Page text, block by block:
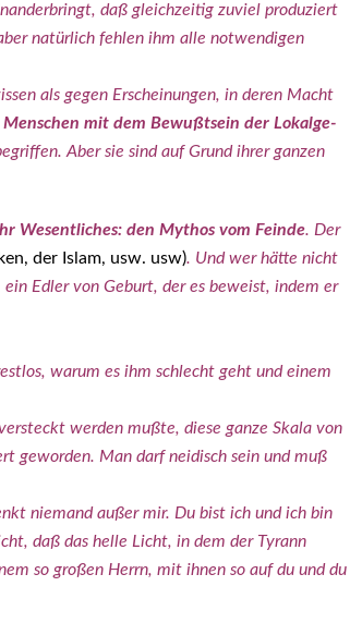
daß gleich­zei­tig zuviel pro­du­ziert
natür­lich feh­len ihm alle not­wen­di­gen
als gegen Erschei­nun­gen, in deren Macht
mit dem Bewußt­sein der Lokal­ge­
Aber sie sind auf Grund ihrer gan­zen
Wesent­li­ches: den Mythos vom Fein­de. Der
der Islam, usw. usw). Und wer hät­te nicht
Edler von Geburt, der es beweist, indem er
war­um es ihm schlecht geht und einem
wer­den muß­te, die­se gan­ze Ska­la von
gewor­den. Man darf nei­disch sein und muß
nie­mand außer mir. Du bist ich und ich bin
daß das hel­le Licht, in dem der Tyrann
so gro­ßen Herrn, mit ihnen so auf du und du